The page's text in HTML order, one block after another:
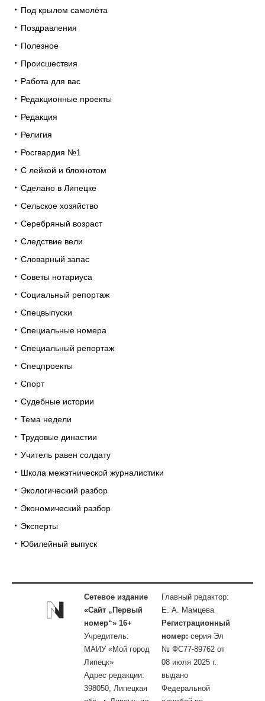
Под крылом самолёта
Поздравления
Полезное
Происшествия
Работа для вас
Редакционные проекты
Редакция
Религия
Росгвардия №1
С лейкой и блокнотом
Сделано в Липецке
Сельское хозяйство
Серебряный возраст
Следствие вели
Словарный запас
Советы нотариуса
Социальный репортаж
Спецвыпуски
Специальные номера
Специальный репортаж
Спецпроекты
Спорт
Судебные истории
Тема недели
Трудовые династии
Учитель равен солдату
Школа межэтнической журналистики
Экологический разбор
Экономический разбор
Эксперты
Юбилейный выпуск
Сетевое издание
«Сайт „Первый
номер“» 16+
Учредитель:
МАИУ «Мой город
Липецк»
Адрес редакции:
398050, Липецкая
Главный редактор:
Е. А. Мамцева
Регистрационный
номер: серия Эл
№ ФС77-89762 от
08 июля 2025 г.
выдано
Федеральной